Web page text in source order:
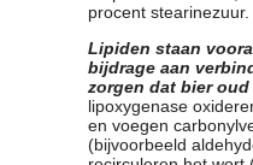
procent stearinezuur.
Lipiden staan
bijdrage aan
zorgen dat bier
lipoxygenase
en voegen
(bijvoorbeeld